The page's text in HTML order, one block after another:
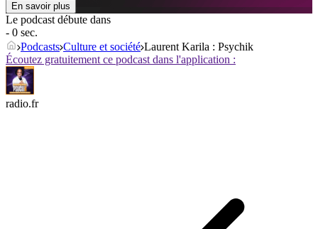
En savoir plus
Le podcast débute dans
- 0 sec.
Podcasts Culture et société Laurent Karila : Psychik
Écoutez gratuitement ce podcast dans l'application :
radio.fr